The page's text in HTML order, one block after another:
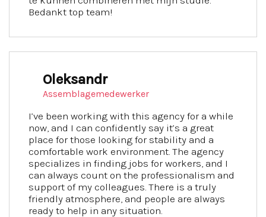
Bedankt top team!
Oleksandr
Assemblagemedewerker
I’ve been working with this agency for a while
now, and I can confidently say it’s a great
place for those looking for stability and a
comfortable work environment. The agency
specializes in finding jobs for workers, and I
can always count on the professionalism and
support of my colleagues. There is a truly
friendly atmosphere, and people are always
ready to help in any situation.